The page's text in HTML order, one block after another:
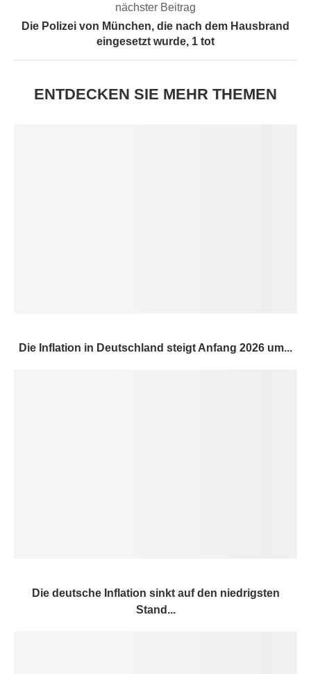
nächster Beitrag
Die Polizei von München, die nach dem Hausbrand
eingesetzt wurde, 1 tot
ENTDECKEN SIE MEHR THEMEN
Die Inflation in Deutschland steigt Anfang 2026 um...
Die deutsche Inflation sinkt auf den niedrigsten
Stand...